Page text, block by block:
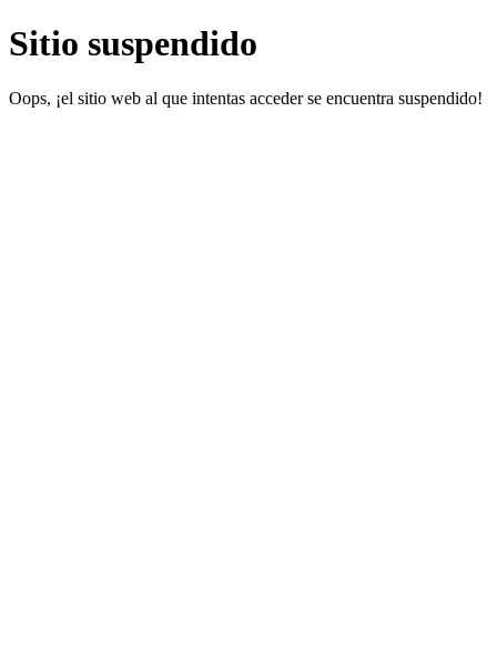
Sitio suspendido
Oops, ¡el sitio web al que intentas acceder se encuentra suspendido!